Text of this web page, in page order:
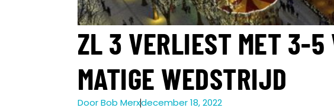
ZL 3 VERLIEST MET 3-5
MATIGE WEDSTRIJD
DoorBob Merxdecember 18, 2022